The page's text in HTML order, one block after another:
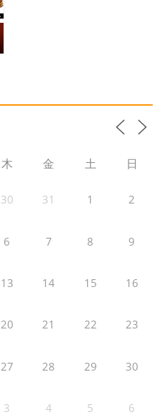
木 金 土 日
30 31 1 2
6 7 8 9
13 14 15 16
20 21 22 23
27 28 29 30
3 4 5 6